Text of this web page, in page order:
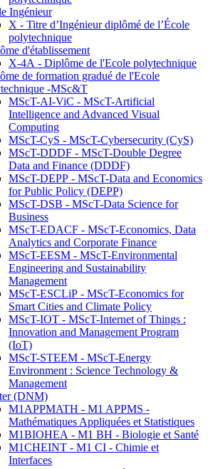
Ingénieur
X - Titre d’Ingénieur diplômé de l’École
polytechnique
d'établissement
X-4A - Diplôme de l'Ecole polytechnique
de formation gradué de l'Ecole
-MSc&T
MScT-AI-ViC - MScT-Artificial
Intelligence and Advanced Visual
Computing
MScT-CyS - MScT-Cybersecurity (CyS)
MScT-DDDF - MScT-Double Degree
Data and Finance (DDDF)
MScT-DEPP - MScT-Data and Economics
for Public Policy (DEPP)
MScT-DSB - MScT-Data Science for
Business
MScT-EDACF - MScT-Economics, Data
Analytics and Corporate Finance
MScT-EESM - MScT-Environmental
Engineering and Sustainability
Management
MScT-ESCLiP - MScT-Economics for
Smart Cities and Climate Policy
MScT-IOT - MScT-Internet of Things :
Innovation and Management Program
(IoT)
MScT-STEEM - MScT-Energy
Environment : Science Technology &
Management
(DNM)
M1APPMATH - M1 APPMS -
Mathématiques Appliquées et Statistiques
M1BIOHEA - M1 BH - Biologie et Santé
M1CHEINT - M1 CI - Chimie et
Interfaces